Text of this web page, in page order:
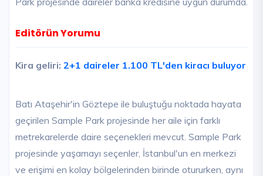
Editörün Yorumu
Kira geliri: 2+1 daireler 1.100 TL'den kiracı buluyor
Batı Ataşehir'in Göztepe ile buluştuğu noktada hayata
geçirilen Sample Park projesinde her aile için farklı
metrekarelerde daire seçenekleri mevcut. Sample Park
projesinde yaşamayı seçenler, İstanbul'un en merkezi
ve erişimi en kolay bölgelerinden birinde otururken, aynı